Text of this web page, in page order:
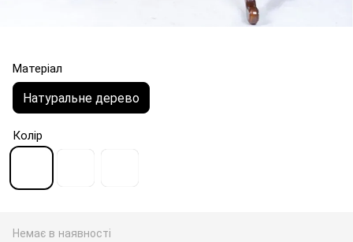
Матеріал
Натуральне дерево
Колір
Немає в наявності